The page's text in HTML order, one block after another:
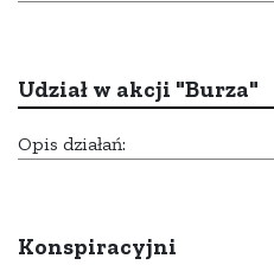
Udział w akcji "Burza"
Opis działań:
Konspiracyjni